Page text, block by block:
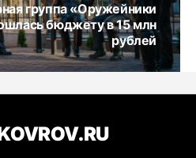
группа «Оружейники
бюджету в 15 млн
рублей